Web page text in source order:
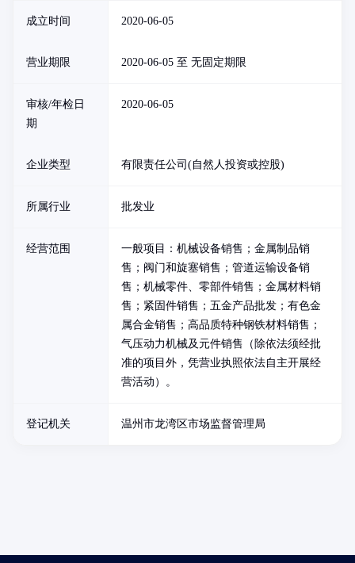
成立时间 2020-06-05
营业期限 2020-06-05 至 无固定期限
审核/年检日
期
2020-06-05
企业类型 有限责任公司(自然人投资或控股)
所属行业 批发业
经营范围
一般项目：机械设备销售；金属制品销
售；阀门和旋塞销售；管道运输设备销
售；机械零件、零部件销售；金属材料销
售；紧固件销售；五金产品批发；有色金
属合金销售；高品质特种钢铁材料销售；
气压动力机械及元件销售（除依法须经批
准的项目外，凭营业执照依法自主开展经
营活动）。
登记机关 温州市龙湾区市场监督管理局